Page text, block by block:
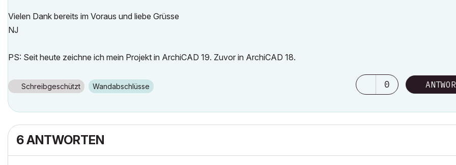
Vielen Dank bereits im Voraus und liebe Grüsse
NJ
PS: Seit heute zeichne ich mein Projekt in ArchiCAD 19. Zuvor in ArchiCAD 18.
Schreibgeschützt Wandabschlüsse 0
6 ANTWORTEN